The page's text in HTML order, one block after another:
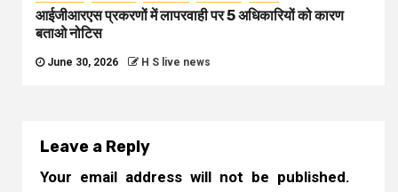
आईजीआरएस प्रकरणों में लापरवाही पर 5 अधिकारियों को कारण
बताओ नोटिस
June 30, 2026 H S live news
Leave a Reply
Your email address will not be published.